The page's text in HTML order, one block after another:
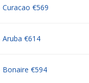
€569
Aruba €614
Bonaire €594